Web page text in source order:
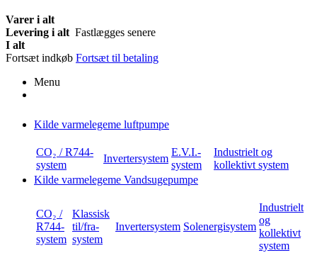
Varer i alt
Levering i alt Fastlægges senere
I alt
Fortsæt indkøb Fortsæt til betaling
Menu
Kilde varmelegeme luftpumpe
CO₂ / R744-
system
Invertersystem
E.V.I.-
system
Industrielt og
kollektivt system
Kilde varmelegeme Vandsugepumpe
CO₂ /
R744-
system
Klassisk
til/fra-
system
Invertersystem Solenergisystem
Industrielt
og
kollektivt
system